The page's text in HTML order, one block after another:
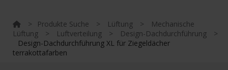
> Produkte Suche > Lüftung >
Mechanische
Lüftung
> Luftverteilung > Design-Dachdurchführung
>
Design-Dachdurchführung XL für Ziegeldächer
terrakottafarben